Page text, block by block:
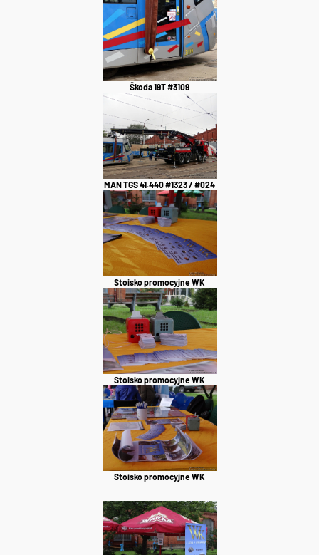
Škoda 19T #3109
MAN TGS 41.440 #1323 / #024
Stoisko promocyjne WK
Stoisko promocyjne WK
Stoisko promocyjne WK